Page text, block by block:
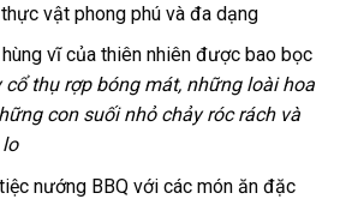
vật phong phú và đa dạng
vĩ của thiên nhiên được bao bọc
cổ thụ rợp bóng mát, những loài hoa
con suối nhỏ chảy róc rách và
nướng BBQ với các món ăn đặc